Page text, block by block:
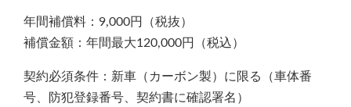
年間補償料：9,000円（税抜）
補償金額：年間最大120,000円（税込）
契約必須条件：新車（カーボン製）に限る（車体番
号、防犯登録番号、契約書に確認署名）